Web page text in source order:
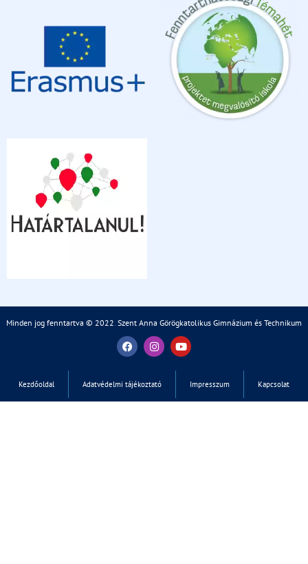
Minden jog fenntartva © 2022. Szent Anna Görögkatolikus Gimnázium és Technikum
Kezdőoldal Adatvédelmi tájékoztató Impresszum Kapcsolat